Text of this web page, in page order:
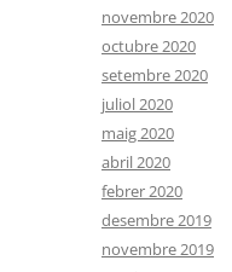
novembre 2020
octubre 2020
setembre 2020
juliol 2020
maig 2020
abril 2020
febrer 2020
desembre 2019
novembre 2019